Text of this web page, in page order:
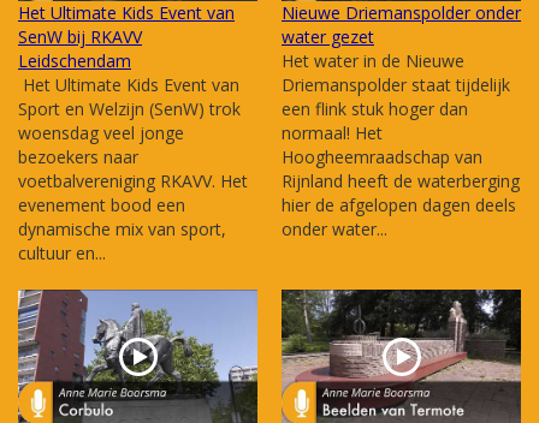
Het Ultimate Kids Event van
SenW bij RKAVV
Leidschendam
Het Ultimate Kids Event van
Sport en Welzijn (SenW) trok
woensdag veel jonge
bezoekers naar
voetbalvereniging RKAVV. Het
evenement bood een
dynamische mix van sport,
cultuur en...
Nieuwe Driemanspolder onder
water gezet
Het water in de Nieuwe
Driemanspolder staat tijdelijk
een flink stuk hoger dan
normaal! Het
Hoogheemraadschap van
Rijnland heeft de waterberging
hier de afgelopen dagen deels
onder water...